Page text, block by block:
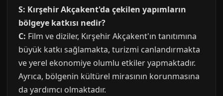
S: Kırşehir Akçakent'da çekilen yapımların
bölgeye katkısı nedir?
C: Film ve diziler, Kırşehir Akçakent'ın tanıtımına
büyük katkı sağlamakta, turizmi canlandırmakta
ve yerel ekonomiye olumlu etkiler yapmaktadır.
Ayrıca, bölgenin kültürel mirasının korunmasına
da yardımcı olmaktadır.